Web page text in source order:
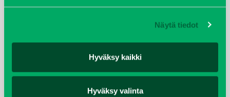
Näytä tiedot
Hyväksy kaikki
Hyväksy valinta
huhtikuu 2019
helmikuu 2019